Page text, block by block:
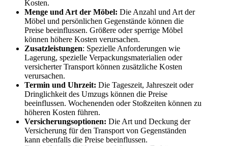
Kosten.
Menge und Art der Möbel: Die Anzahl und Art der
Möbel und persönlichen Gegenstände können die
Preise beeinflussen. Größere oder sperrige Möbel
können höhere Kosten verursachen.
Zusatzleistungen: Spezielle Anforderungen wie
Lagerung, spezielle Verpackungsmaterialien oder
versicherter Transport können zusätzliche Kosten
verursachen.
Termin und Uhrzeit: Die Tageszeit, Jahreszeit oder
Dringlichkeit des Umzugs können die Preise
beeinflussen. Wochenenden oder Stoßzeiten können zu
höheren Kosten führen.
Versicherungsoptionen: Die Art und Deckung der
Versicherung für den Transport von Gegenständen
kann ebenfalls die Preise beeinflussen.